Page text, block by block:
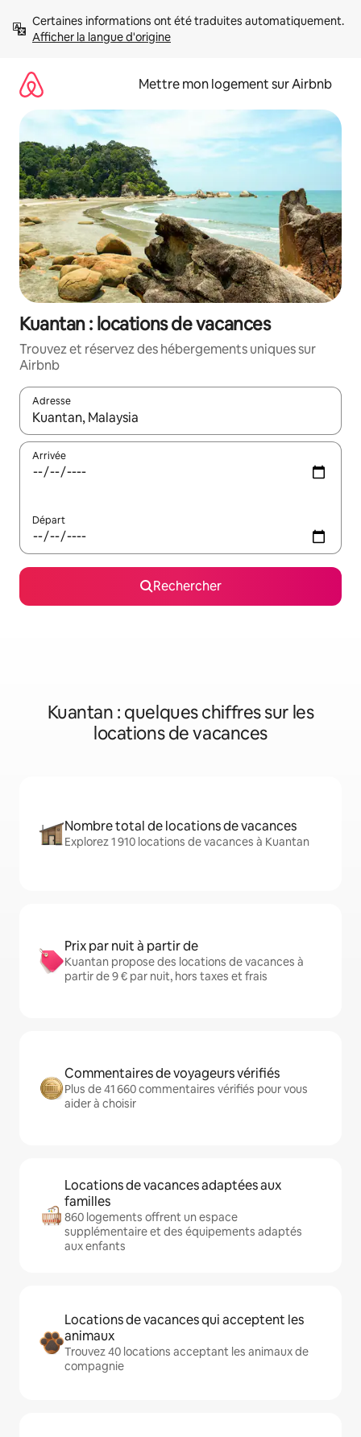
directement
Afficher la langue d'origine
Mettre mon logement sur Airbnb
Kuantan : locations de vacances
Trouvez et réservez des hébergements uniques sur
Airbnb
Adresse
Lorsque les résultats s'affichent, utilisez les flèches vers le
Arrivée
Départ
Rechercher
Kuantan : quelques chiffres sur les
locations de vacances
Nombre total de locations de vacances
Explorez 1 910 locations de vacances à Kuantan
Prix par nuit à partir de
Kuantan propose des locations de vacances à
partir de 9 € par nuit, hors taxes et frais
Commentaires de voyageurs vérifiés
Plus de 41 660 commentaires vérifiés pour vous
aider à choisir
Locations de vacances adaptées aux
familles
860 logements offrent un espace
supplémentaire et des équipements adaptés
aux enfants
Locations de vacances qui acceptent les
animaux
Trouvez 40 locations acceptant les animaux de
compagnie